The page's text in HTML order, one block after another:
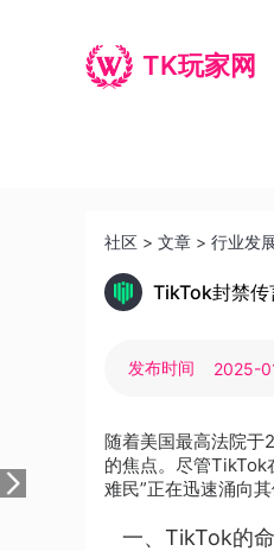
TK玩家网
社区 > 文章 > 行业发
TikTok封禁传
发布时间 2025-
随着美国最高法院于
的焦点。尽管TikTok
难民”正在迅速涌向
一、TikTok的